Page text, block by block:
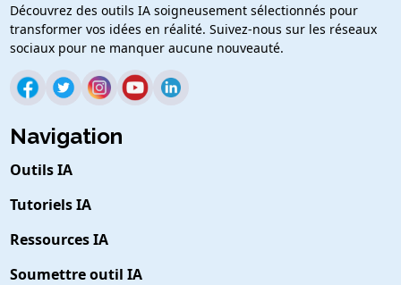
Découvrez des outils IA soigneusement sélectionnés pour
transformer vos idées en réalité. Suivez-nous sur les réseaux
sociaux pour ne manquer aucune nouveauté.
Navigation
Outils IA
Tutoriels IA
Ressources IA
Soumettre outil IA